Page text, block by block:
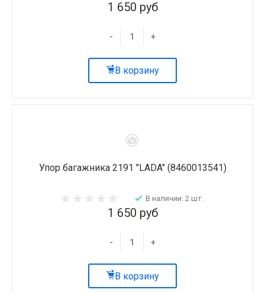
1 650 руб
- +
В корзину
Упор багажника 2191 "LADA" (8460013541)
В наличии: 2 шт.
1 650 руб
- +
В корзину